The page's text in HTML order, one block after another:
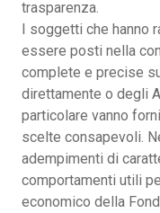
trasparenza.
I soggetti che hanno
essere posti nella
complete e precise
direttamente o degli
particolare vanno
scelte consapevoli.
adempimenti di
comportamenti utili
economico della